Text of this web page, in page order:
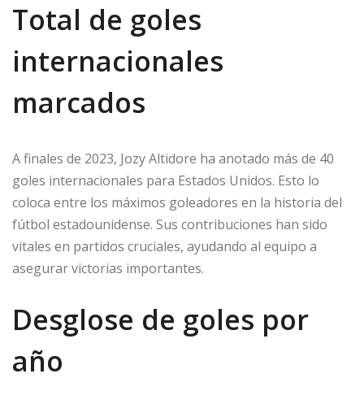
Total de goles
internacionales
marcados
A finales de 2023, Jozy Altidore ha anotado más de 40
goles internacionales para Estados Unidos. Esto lo
coloca entre los máximos goleadores en la historia del
fútbol estadounidense. Sus contribuciones han sido
vitales en partidos cruciales, ayudando al equipo a
asegurar victorias importantes.
Desglose de goles por
año